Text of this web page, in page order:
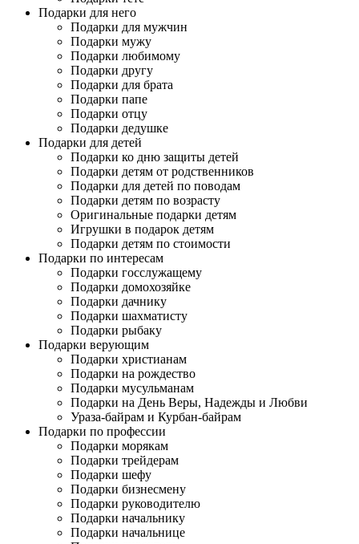
Подарки для него
Подарки для мужчин
Подарки мужу
Подарки любимому
Подарки другу
Подарки для брата
Подарки папе
Подарки отцу
Подарки дедушке
Подарки для детей
Подарки ко дню защиты детей
Подарки детям от родственников
Подарки для детей по поводам
Подарки детям по возрасту
Оригинальные подарки детям
Игрушки в подарок детям
Подарки детям по стоимости
Подарки по интересам
Подарки госслужащему
Подарки домохозяйке
Подарки дачнику
Подарки шахматисту
Подарки рыбаку
Подарки верующим
Подарки христианам
Подарки на рождество
Подарки мусульманам
Подарки на День Веры, Надежды и Любви
Ураза-байрам и Курбан-байрам
Подарки по профессии
Подарки морякам
Подарки трейдерам
Подарки шефу
Подарки бизнесмену
Подарки руководителю
Подарки начальнику
Подарки начальнице